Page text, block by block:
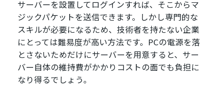
サーバーを設置してログインすれば、そこからマ
ジックパケットを送信できます。しかし専門的な
スキルが必要になるため、技術者を持たない企業
にとっては難易度が高い方法です。PCの電源を落
とさないためだけにサーバーを用意すると、サー
バー自体の維持費がかかりコストの面でも負担に
なり得るでしょう。